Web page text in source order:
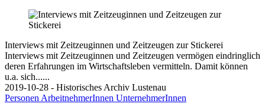
Interviews mit Zeitzeuginnen und Zeitzeugen zur Stickerei
Interviews mit Zeitzeuginnen und Zeitzeugen vermögen eindringlich
deren Erfahrungen im Wirtschaftsleben vermitteln. Damit können
u.a. sich......
2019-10-28 - Historisches Archiv Lustenau
Personen ArbeitnehmerInnen UnternehmerInnen